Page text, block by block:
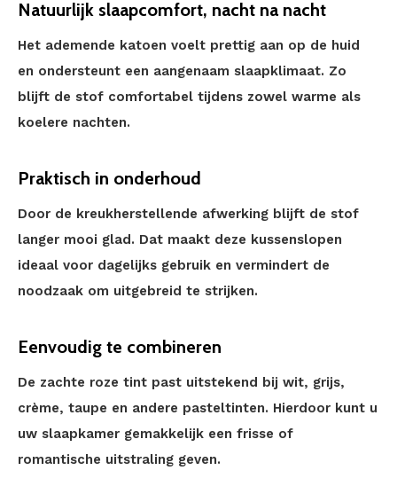
Natuurlijk slaapcomfort, nacht na nacht
Het ademende katoen voelt prettig aan op de huid
en ondersteunt een aangenaam slaapklimaat. Zo
blijft de stof comfortabel tijdens zowel warme als
koelere nachten.
Praktisch in onderhoud
Door de kreukherstellende afwerking blijft de stof
langer mooi glad. Dat maakt deze kussenslopen
ideaal voor dagelijks gebruik en vermindert de
noodzaak om uitgebreid te strijken.
Eenvoudig te combineren
De zachte roze tint past uitstekend bij wit, grijs,
crème, taupe en andere pasteltinten. Hierdoor kunt u
uw slaapkamer gemakkelijk een frisse of
romantische uitstraling geven.